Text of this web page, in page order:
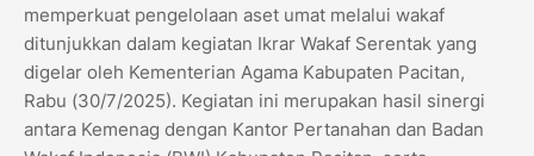
memperkuat pengelolaan aset umat melalui wakaf
ditunjukkan dalam kegiatan Ikrar Wakaf Serentak yang
digelar oleh Kementerian Agama Kabupaten Pacitan,
Rabu (30/7/2025). Kegiatan ini merupakan hasil sinergi
antara Kemenag dengan Kantor Pertanahan dan Badan